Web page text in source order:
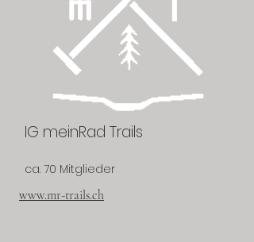
IG meinRad Trails
ca. 70 Mitglieder
www.mr-trails.ch